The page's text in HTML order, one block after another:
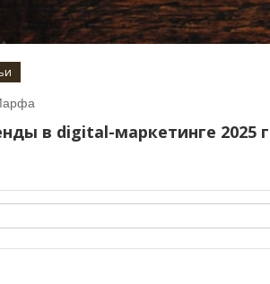
в digital-маркетинге 2025